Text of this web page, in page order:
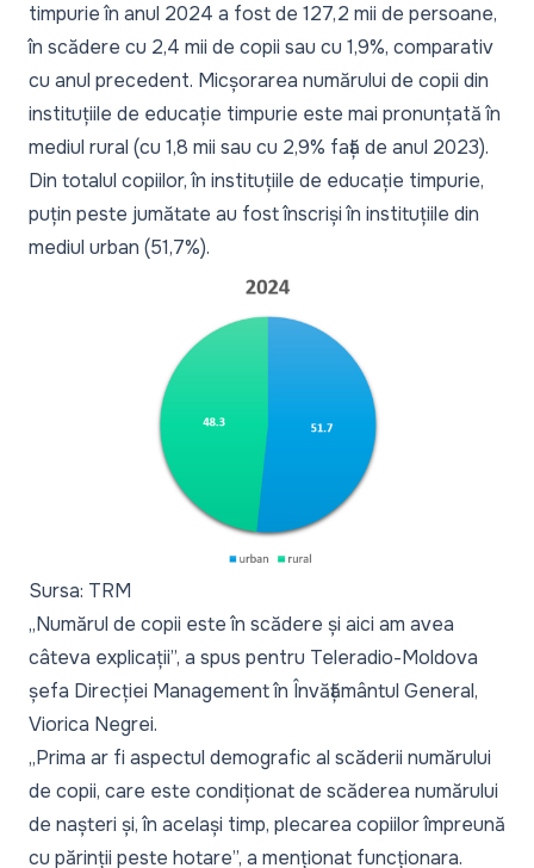
timpurie în anul 2024 a fost de 127,2 mii de persoane,
în scădere cu 2,4 mii de copii sau cu 1,9%, comparativ
cu anul precedent. Micșorarea numărului de copii din
instituțiile de educație timpurie este mai pronunțată în
mediul rural (cu 1,8 mii sau cu 2,9% față de anul 2023).
Din totalul copiilor, în instituțiile de educație timpurie,
puțin peste jumătate au fost înscriși în instituțiile din
mediul urban (51,7%).
Sursa: TRM
„Numărul de copii este în scădere și aici am avea
câteva explicații”, a spus pentru Teleradio-Moldova
șefa Direcției Management în Învățământul General,
Viorica Negrei.
„Prima ar fi aspectul demografic al scăderii numărului
de copii, care este condiționat de scăderea numărului
de nașteri și, în același timp, plecarea copiilor împreună
cu părinții peste hotare”, a menționat funcționara.